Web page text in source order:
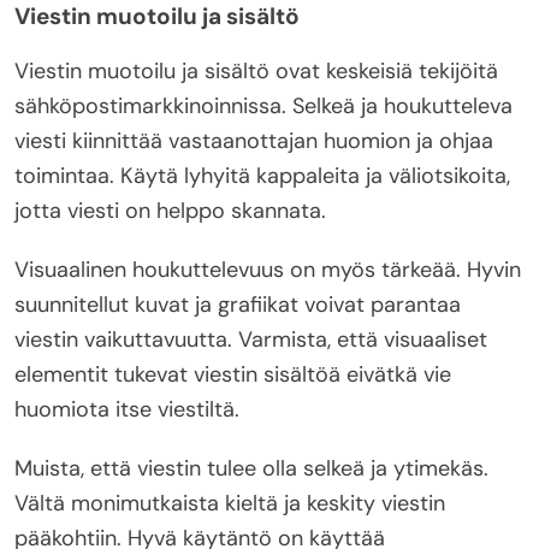
Viestin muotoilu ja sisältö
Viestin muotoilu ja sisältö ovat keskeisiä tekijöitä
sähköpostimarkkinoinnissa. Selkeä ja houkutteleva
viesti kiinnittää vastaanottajan huomion ja ohjaa
toimintaa. Käytä lyhyitä kappaleita ja väliotsikoita,
jotta viesti on helppo skannata.
Visuaalinen houkuttelevuus on myös tärkeää. Hyvin
suunnitellut kuvat ja grafiikat voivat parantaa
viestin vaikuttavuutta. Varmista, että visuaaliset
elementit tukevat viestin sisältöä eivätkä vie
huomiota itse viestiltä.
Muista, että viestin tulee olla selkeä ja ytimekäs.
Vältä monimutkaista kieltä ja keskity viestin
pääkohtiin. Hyvä käytäntö on käyttää